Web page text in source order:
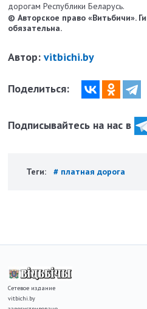
дорогам Республики Беларусь.
© Авторское право «Витьбичи».
обязательна.
Автор:vitbichi.by
Поделиться:
Подписывайтесь на нас в
Теги: # платная дорога
Сетевое издание
vitbichi.by